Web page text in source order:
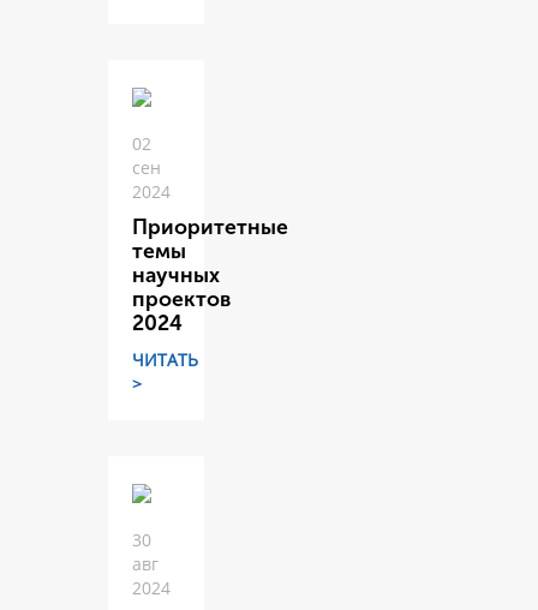
02
сен
2024
Приоритетные
темы
научных
проектов
2024
ЧИТАТЬ
>
30
авг
2024